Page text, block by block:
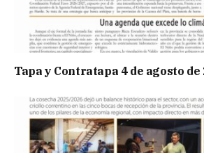
Tapa y Contratapa 4 de agosto de